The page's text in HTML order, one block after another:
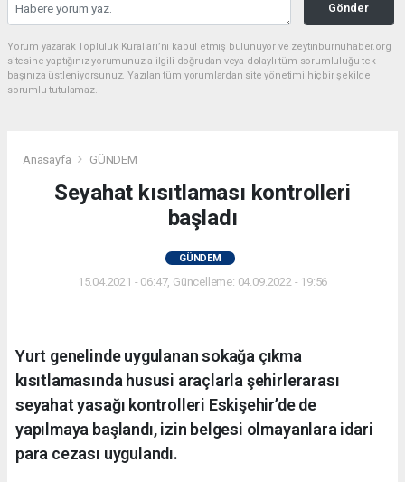
Gönder
Yorum yazarak Topluluk Kuralları’nı kabul etmiş bulunuyor ve zeytinburnuhaber.org
sitesine yaptığınız yorumunuzla ilgili doğrudan veya dolaylı tüm sorumluluğu tek
başınıza üstleniyorsunuz. Yazılan tüm yorumlardan site yönetimi hiçbir şekilde
sorumlu tutulamaz.
Anasayfa GÜNDEM
Seyahat kısıtlaması kontrolleri
başladı
GÜNDEM
15.04.2021 - 06:47, Güncelleme: 04.09.2022 - 19:56
Yurt genelinde uygulanan sokağa çıkma
kısıtlamasında hususi araçlarla şehirlerarası
seyahat yasağı kontrolleri Eskişehir’de de
yapılmaya başlandı, izin belgesi olmayanlara idari
para cezası uygulandı.